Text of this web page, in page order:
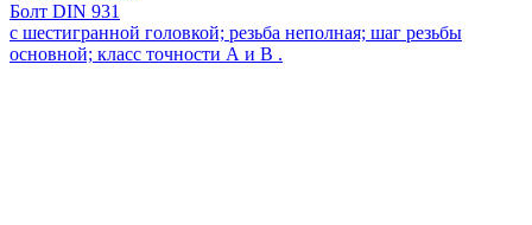
Болт DIN 931
с шестигранной головкой; резьба неполная; шаг резьбы
основной; класс точности А и В .